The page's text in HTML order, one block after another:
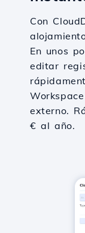
Con
En unos
editar
externo.
€ al año.